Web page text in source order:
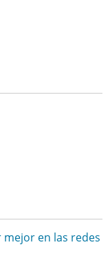
mejor en las redes